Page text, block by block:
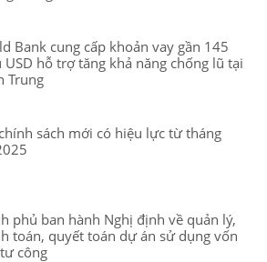
Bank cung cấp khoản vay gần 145
USD hỗ trợ tăng khả năng chống lũ tại
Trung
sách mới có hiệu lực từ tháng
phủ ban hành Nghị định về quản lý,
toán, quyết toán dự án sử dụng vốn
công